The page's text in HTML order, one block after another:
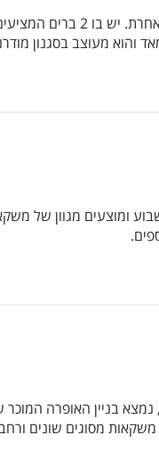
מדובר במועדון יוקרתי מאד, אליו
מעוצב בסגנון
ומוצעים מגוון של
בניין האופרה המוכר
מסוגים שונים